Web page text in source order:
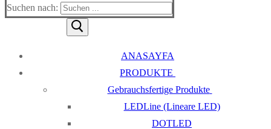
Suchen nach:
ANASAYFA
PRODUKTE
Gebrauchsfertige Produkte
LEDLine (Lineare LED)
DOTLED